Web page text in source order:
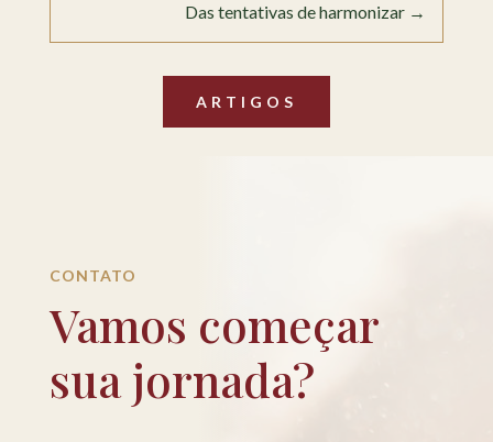
Das tentativas de harmonizar →
ARTIGOS
CONTATO
Vamos começar
sua jornada?